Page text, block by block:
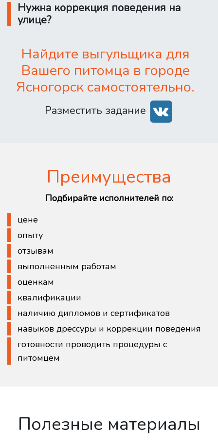
Нужна коррекция поведения на
улице?
Найдите выгульщика для
Вашего питомца в городе
Ясногорск самостоятельно.
Разместить задание
Преимущества
Подбирайте исполнителей по:
цене
опыту
отзывам
выполненным работам
оценкам
квалификации
наличию дипломов и сертификатов
навыков дрессуры и коррекции поведения
готовности проводить процедуры с
питомцем
Полезные материалы